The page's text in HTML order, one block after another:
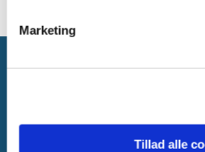
Marketing
Tillad alle
4550 Asnæs